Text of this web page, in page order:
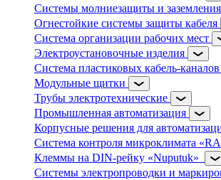
Системы молниезащиты и заземления
Огнестойкие системы защиты кабеля
Система организации рабочих мест
Электроустановочные изделия
Система пластиковых кабель-каналов
Модульные щитки
Трубы электротехнические
Промышленная автоматизация
Корпусные решения для
Система контроля микроклимата
Клеммы на DIN-рейку «Nuputuk»
Системы электропроводки и